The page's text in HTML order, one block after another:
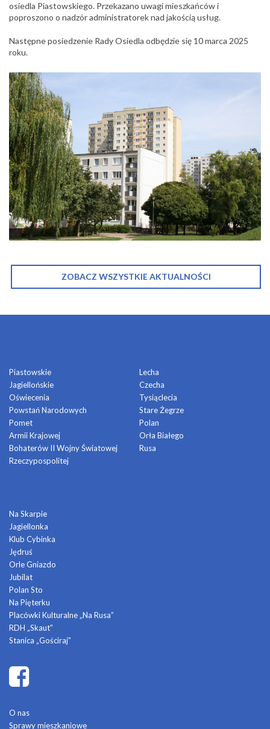
osiedla Piastowskiego. Przekazano uwagi mieszkańców i
poproszono o nadzór administratorek nad jakością usług.
Następne posiedzenie Rady Osiedla odbędzie się 10 marca 2025
roku.
ZOBACZ WSZYSTKIE AKTUALNOŚCI
Piastowskie
Jagiellońskie
Oświecenia
Powstań Narodowych
Pomet
Armii Krajowej
Bohaterów II Wojny Światowej
Rzeczypospolitej
Lecha
Czecha
Tysiąclecia
Stare Żegrze
Polan
Orła Białego
Rusa
Na Skarpie
Jagiellonka
Klub Cybinka
Jędruś
Orle Gniazdo
Jubilat
Polan Sto
Na Pięterku
Placówki Kulturalne „Na Rusa”
RDH „Skaut”
Stanica „Gościraj”
O nas
Sprawy mieszkaniowe